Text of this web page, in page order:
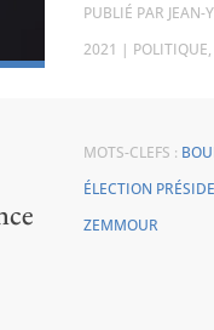
PAR JEAN-
2021 | POLITIQUE,
MOTS-CLEFS :
ÉLECTION
ZEMMOUR